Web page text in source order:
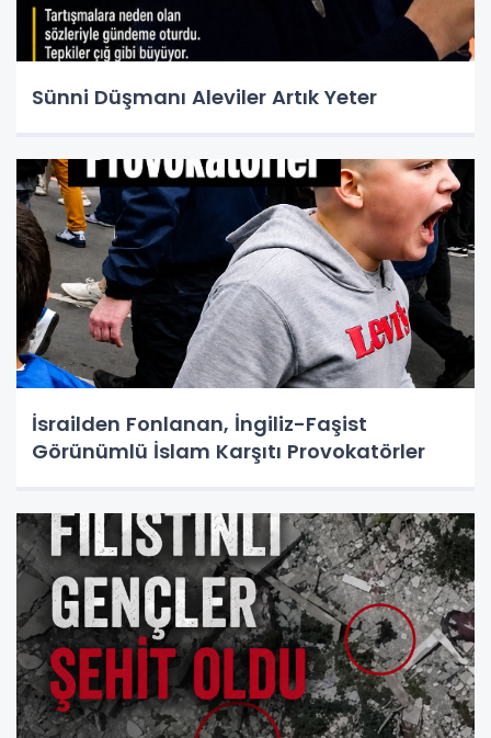
Sünni Düşmanı Aleviler Artık Yeter
İsrailden Fonlanan, İngiliz-Faşist
Görünümlü İslam Karşıtı Provokatörler